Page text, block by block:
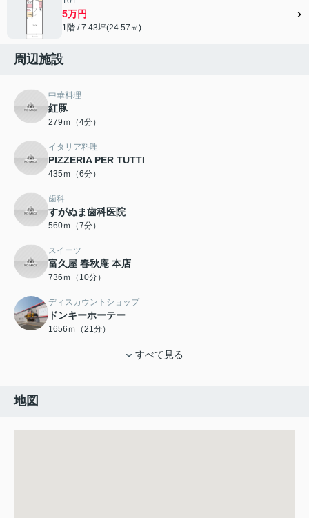
5万円
1階 / 7.43坪(24.57㎡)
周辺施設
中華料理
紅豚
279ｍ（4分）
イタリア料理
PIZZERIA PER TUTTI
435ｍ（6分）
歯科
すがぬま歯科医院
560ｍ（7分）
スイーツ
富久屋 春秋庵 本店
736ｍ（10分）
ディスカウントショップ
ドンキーホーテー
1656ｍ（21分）
すべて見る
地図